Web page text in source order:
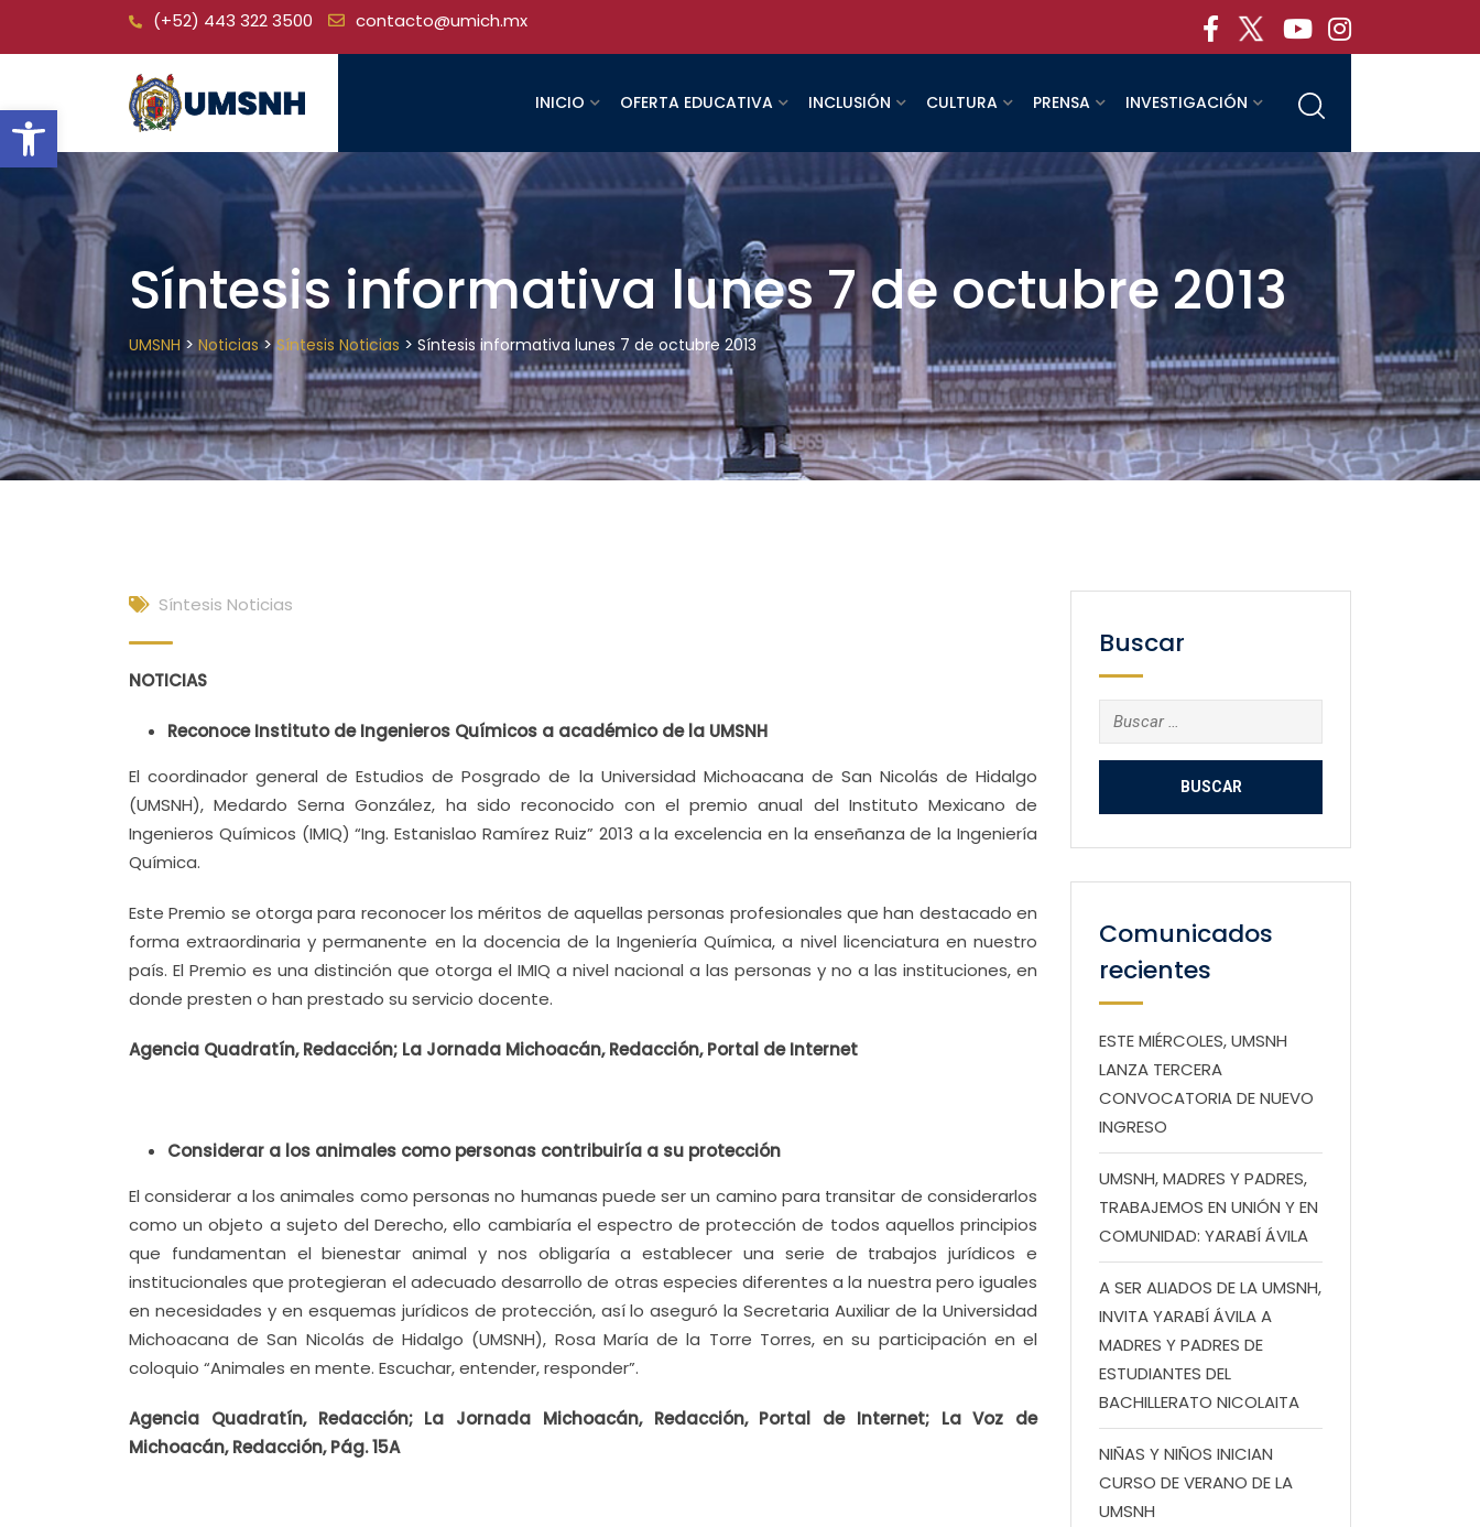
Open toolbar
(+52) 443 322 3500 contacto@umich.mx
INICIO OFERTA EDUCATIVA INCLUSIÓN CULTURA PRENSA INVESTIGACIÓN
Síntesis informativa lunes 7 de octubre 2013
UMSNH > Noticias>Síntesis Noticias > Síntesis informativa lunes 7 de octubre 2013
Síntesis Noticias
NOTICIAS
Reconoce Instituto de Ingenieros Químicos a académico de la UMSNH
El coordinador general de Estudios de Posgrado de la Universidad Michoacana de San Nicolás de Hidalgo
(UMSNH), Medardo Serna González, ha sido reconocido con el premio anual del Instituto Mexicano de
Ingenieros Químicos (IMIQ) “Ing. Estanislao Ramírez Ruiz” 2013 a la excelencia en la enseñanza de la Ingeniería
Química.
Este Premio se otorga para reconocer los méritos de aquellas personas profesionales que han destacado en
forma extraordinaria y permanente en la docencia de la Ingeniería Química, a nivel licenciatura en nuestro
país. El Premio es una distinción que otorga el IMIQ a nivel nacional a las personas y no a las instituciones, en
donde presten o han prestado su servicio docente.
Agencia Quadratín, Redacción; La Jornada Michoacán, Redacción, Portal de Internet
Considerar a los animales como personas contribuiría a su protección
El considerar a los animales como personas no humanas puede ser un camino para transitar de considerarlos
como un objeto a sujeto del Derecho, ello cambiaría el espectro de protección de todos aquellos principios
que fundamentan el bienestar animal y nos obligaría a establecer una serie de trabajos jurídicos e
institucionales que protegieran el adecuado desarrollo de otras especies diferentes a la nuestra pero iguales
en necesidades y en esquemas jurídicos de protección, así lo aseguró la Secretaria Auxiliar de la Universidad
Michoacana de San Nicolás de Hidalgo (UMSNH), Rosa María de la Torre Torres, en su participación en el
coloquio “Animales en mente. Escuchar, entender, responder”.
Agencia Quadratín, Redacción; La Jornada Michoacán, Redacción, Portal de Internet; La Voz de
Michoacán, Redacción, Pág. 15A
Buscar
Buscar:
Comunicados
recientes
ESTE MIÉRCOLES, UMSNH
LANZA TERCERA
CONVOCATORIA DE NUEVO
INGRESO
UMSNH, MADRES Y PADRES,
TRABAJEMOS EN UNIÓN Y EN
COMUNIDAD: YARABÍ ÁVILA
A SER ALIADOS DE LA UMSNH,
INVITA YARABÍ ÁVILA A
MADRES Y PADRES DE
ESTUDIANTES DEL
BACHILLERATO NICOLAITA
NIÑAS Y NIÑOS INICIAN
CURSO DE VERANO DE LA
UMSNH